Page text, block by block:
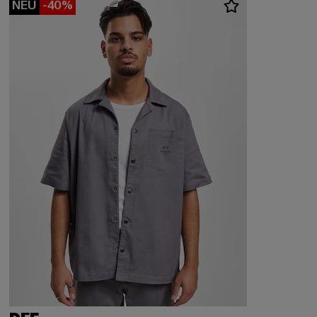
NEU -40%